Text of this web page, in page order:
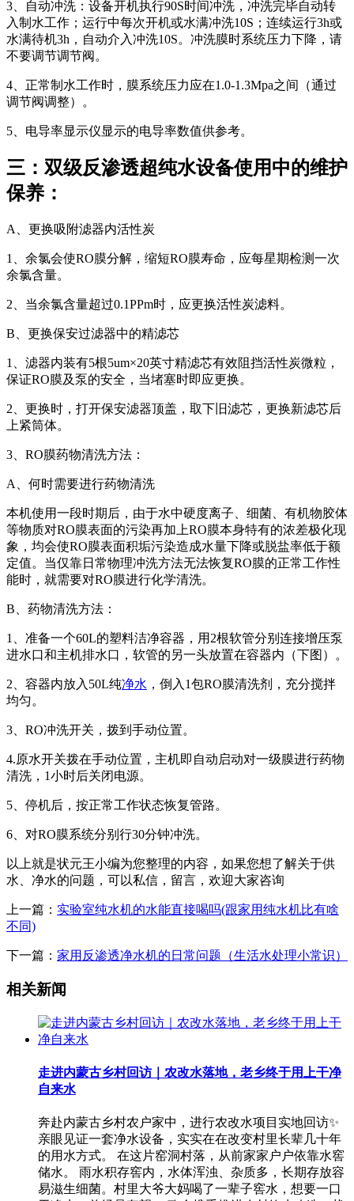
3、自动冲洗：设备开机执行90S时间冲洗，冲洗完毕自动转
入制水工作；运行中每次开机或水满冲洗10S；连续运行3h或
水满待机3h，自动介入冲洗10S。冲洗膜时系统压力下降，请
不要调节调节阀。
4、正常制水工作时，膜系统压力应在1.0-1.3Mpa之间（通过
调节阀调整）。
5、电导率显示仪显示的电导率数值供参考。
三：双级反渗透超纯水设备使用中的维护
保养：
A、更换吸附滤器内活性炭
1、余氯会使RO膜分解，缩短RO膜寿命，应每星期检测一次
余氯含量。
2、当余氯含量超过0.1PPm时，应更换活性炭滤料。
B、更换保安过滤器中的精滤芯
1、滤器内装有5根5um×20英寸精滤芯有效阻挡活性炭微粒，
保证RO膜及泵的安全，当堵塞时即应更换。
2、更换时，打开保安滤器顶盖，取下旧滤芯，更换新滤芯后
上紧筒体。
3、RO膜药物清洗方法：
A、何时需要进行药物清洗
本机使用一段时期后，由于水中硬度离子、细菌、有机物胶体
等物质对RO膜表面的污染再加上RO膜本身特有的浓差极化现
象，均会使RO膜表面积垢污染造成水量下降或脱盐率低于额
定值。当仅靠日常物理冲洗方法无法恢复RO膜的正常工作性
能时，就需要对RO膜进行化学清洗。
B、药物清洗方法：
1、准备一个60L的塑料洁净容器，用2根软管分别连接增压泵
进水口和主机排水口，软管的另一头放置在容器内（下图）。
2、容器内放入50L纯净水 ，倒入1包RO膜清洗剂，充分搅拌
均匀。
3、RO冲洗开关，拨到手动位置。
4.原水开关拨在手动位置，主机即自动启动对一级膜进行药物
清洗，1小时后关闭电源。
5、停机后，按正常工作状态恢复管路。
6、对RO膜系统分别行30分钟冲洗。
以上就是状元王小编为您整理的内容，如果您想了解关于供
水、净水的问题，可以私信，留言，欢迎大家咨询
上一篇： 实验室纯水机的水能直接喝吗(跟家用纯水机比有啥
不同)
下一篇： 家用反渗透净水机的日常问题（生活水处理小常识）
相关新闻
走进内蒙古乡村回访｜农改水落地，老乡终于用上干净
自来水
奔赴内蒙古乡村农户家中，进行农改水项目实地回访✨
亲眼见证一套净水设备，实实在在改变村里长辈几十年
的用水方式。 在这片窑洞村落，从前家家户户依靠水窖
储水。 雨水积存窖内，水体浑浊、杂质多，长期存放容
易滋生细菌。村里大爷大妈喝了一辈子窖水，想要一口